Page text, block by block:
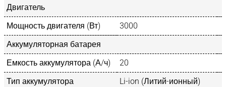
Двигатель
Мощность двигателя (Вт)
3000
Аккумуляторная батарея
Емкость аккумулятора (А/ч)
20
Тип аккумулятора
Li-ion (Литий-ионный)